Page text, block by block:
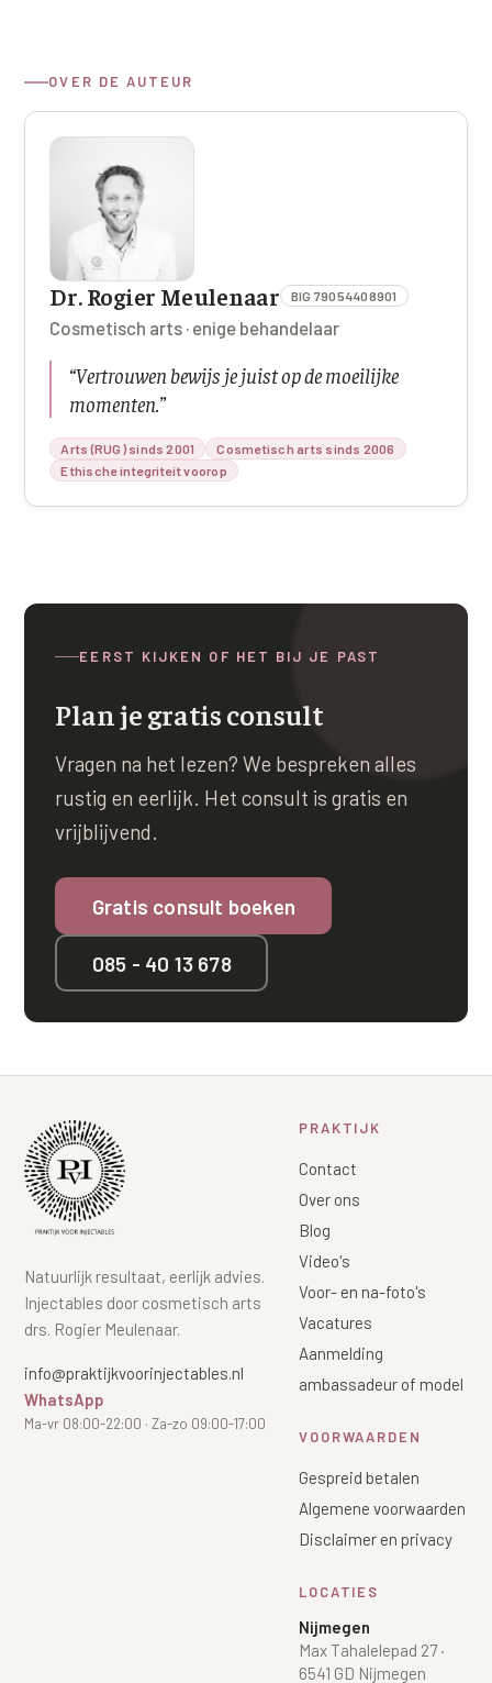
OVER DE AUTEUR
Dr. Rogier Meulenaar BIG 79054408901
Cosmetisch arts · enige behandelaar
“Vertrouwen bewijs je juist op de moeilijke
momenten.”
Arts (RUG) sinds 2001
Cosmetisch arts sinds 2006
Ethische integriteit voorop
EERST KIJKEN OF HET BIJ JE PAST
Plan je gratis consult
Vragen na het lezen? We bespreken alles
rustig en eerlijk. Het consult is gratis en
vrijblijvend.
Gratis consult boeken
085 - 40 13 678
Natuurlijk resultaat, eerlijk advies.
Injectables door cosmetisch arts
drs. Rogier Meulenaar.
info@praktijkvoorinjectables.nl
WhatsApp
Ma-vr 08:00-22:00 · Za-zo 09:00-17:00
PRAKTIJK
Contact
Over ons
Blog
Video's
Voor- en na-foto's
Vacatures
Aanmelding
ambassadeur of model
VOORWAARDEN
Gespreid betalen
Algemene voorwaarden
Disclaimer en privacy
LOCATIES
Nijmegen
Max Tahalelepad 27·
6541 GD Nijmegen